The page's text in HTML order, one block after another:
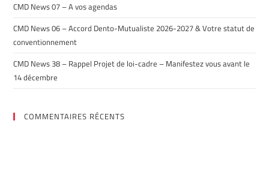
CMD News 07 – A vos agendas
CMD News 06 – Accord Dento-Mutualiste 2026-2027 & Votre statut de
conventionnement
CMD News 38 – Rappel Projet de loi-cadre – Manifestez vous avant le
14 décembre
COMMENTAIRES RÉCENTS